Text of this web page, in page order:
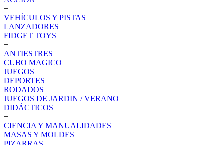
+
VEHÍCULOS Y PISTAS
LANZADORES
FIDGET TOYS
+
ANTIESTRES
CUBO MAGICO
JUEGOS
DEPORTES
RODADOS
JUEGOS DE JARDIN / VERANO
DIDÁCTICOS
+
CIENCIA Y MANUALIDADES
MASAS Y MOLDES